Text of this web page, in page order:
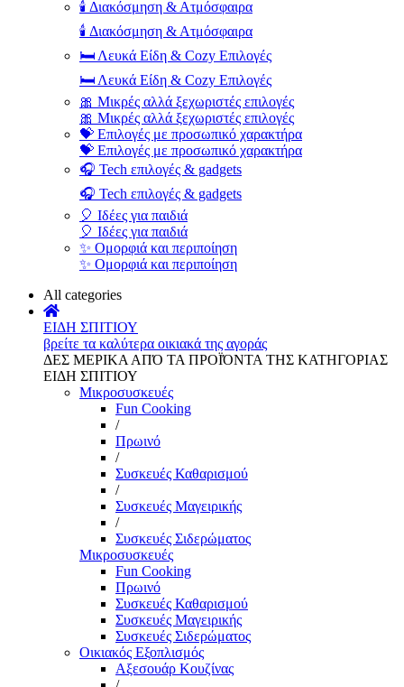
🕯️ Διακόσμηση & Ατμόσφαιρα
🕯️ Διακόσμηση & Ατμόσφαιρα
🛏️ Λευκά Είδη & Cozy Επιλογές
🛏️ Λευκά Είδη & Cozy Επιλογές
🎀 Μικρές αλλά ξεχωριστές επιλογές
🎀 Μικρές αλλά ξεχωριστές επιλογές
💝 Επιλογές με προσωπικό χαρακτήρα
💝 Επιλογές με προσωπικό χαρακτήρα
🎧 Tech επιλογές & gadgets
🎧 Tech επιλογές & gadgets
🎈 Ιδέες για παιδιά
🎈 Ιδέες για παιδιά
✨ Ομορφιά και περιποίηση
✨ Ομορφιά και περιποίηση
All categories
ΕΙΔΗ ΣΠΙΤΙΟΥ
βρείτε τα καλύτερα οικιακά της αγοράς
ΔΕΣ ΜΕΡΙΚΑ ΑΠΌ ΤΑ ΠΡΟΪΌΝΤΑ ΤΗΣ ΚΑΤΗΓΟΡΙΑΣ
ΕΙΔΗ ΣΠΙΤΙΟΥ
Μικροσυσκευές
Fun Cooking
/
Πρωινό
/
Συσκευές Καθαρισμού
/
Συσκευές Μαγειρικής
/
Συσκευές Σιδερώματος
Μικροσυσκευές
Fun Cooking
Πρωινό
Συσκευές Καθαρισμού
Συσκευές Μαγειρικής
Συσκευές Σιδερώματος
Οικιακός Εξοπλισμός
Αξεσουάρ Κουζίνας